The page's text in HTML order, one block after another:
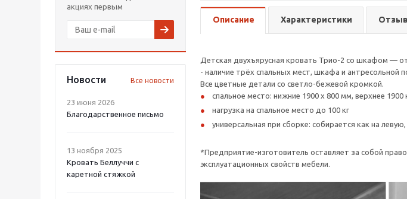
акциях первым
Новости Все новости
23 июня 2026
Благодарственное письмо
13 ноября 2025
Кровать Беллуччи с
каретной стяжкой
Описание Характеристики
Детская двухъярусная кровать Трио-2 со шкафом —
- наличие трёх спальных мест, шкафа и антресольной
Все цветные детали со светло-бежевой кромкой.
спальное место: нижние 1900 х 800 мм, верхнее 1900
нагрузка на спальное место до 100 кг
универсальная при сборке: собирается как на
*Предприятие-изготовитель оставляет за собой
эксплуатационных свойств мебели.